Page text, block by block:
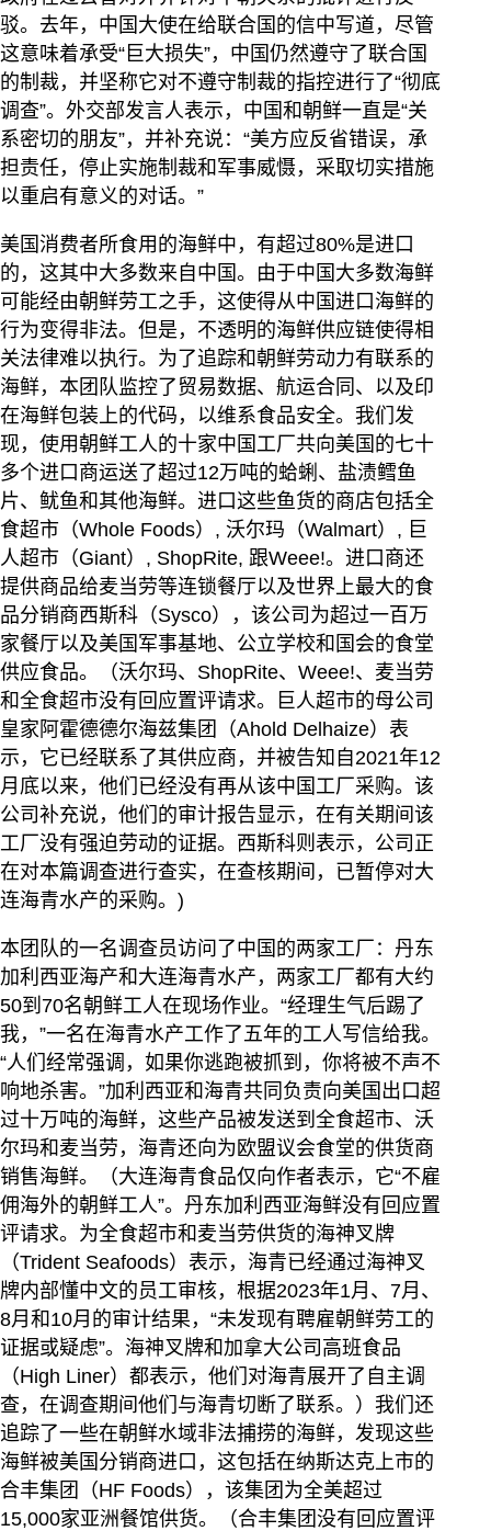
驳。去年，中国大使在给联合国的信中写道，尽管
这意味着承受“巨大损失”，中国仍然遵守了联合国
的制裁，并坚称它对不遵守制裁的指控进行了“彻底
调查”。外交部发言人表示，中国和朝鲜一直是“关
系密切的朋友”，并补充说：“美方应反省错误，承
担责任，停止实施制裁和军事威慑，采取切实措施
以重启有意义的对话。”
美国消费者所食用的海鲜中，有超过80%是进口
的，这其中大多数来自中国。由于中国大多数海鲜
可能经由朝鲜劳工之手，这使得从中国进口海鲜的
行为变得非法。但是，不透明的海鲜供应链使得相
关法律难以执行。为了追踪和朝鲜劳动力有联系的
海鲜，本团队监控了贸易数据、航运合同、以及印
在海鲜包装上的代码，以维系食品安全。我们发
现，使用朝鲜工人的十家中国工厂共向美国的七十
多个进口商运送了超过12万吨的蛤蜊、盐渍鳕鱼
片、鱿鱼和其他海鲜。进口这些鱼货的商店包括全
食超市（Whole Foods）, 沃尔玛（Walmart）, 巨
人超市（Giant）, ShopRite, 跟Weee!。进口商还
提供商品给麦当劳等连锁餐厅以及世界上最大的食
品分销商西斯科（Sysco），该公司为超过一百万
家餐厅以及美国军事基地、公立学校和国会的食堂
供应食品。（沃尔玛、ShopRite、Weee!、麦当劳
和全食超市没有回应置评请求。巨人超市的母公司
皇家阿霍德德尔海兹集团（Ahold Delhaize）表
示，它已经联系了其供应商，并被告知自2021年12
月底以来，他们已经没有再从该中国工厂采购。该
公司补充说，他们的审计报告显示，在有关期间该
工厂没有强迫劳动的证据。西斯科则表示，公司正
在对本篇调查进行查实，在查核期间，已暂停对大
连海青水产的采购。)
本团队的一名调查员访问了中国的两家工厂：丹东
加利西亚海产和大连海青水产，两家工厂都有大约
50到70名朝鲜工人在现场作业。“经理生气后踢了
我，”一名在海青水产工作了五年的工人写信给我。
“人们经常强调，如果你逃跑被抓到，你将被不声不
响地杀害。”加利西亚和海青共同负责向美国出口超
过十万吨的海鲜，这些产品被发送到全食超市、沃
尔玛和麦当劳，海青还向为欧盟议会食堂的供货商
销售海鲜。（大连海青食品仅向作者表示，它“不雇
佣海外的朝鲜工人”。丹东加利西亚海鲜没有回应置
评请求。为全食超市和麦当劳供货的海神叉牌
（Trident Seafoods）表示，海青已经通过海神叉
牌内部懂中文的员工审核，根据2023年1月、7月、
8月和10月的审计结果，“未发现有聘雇朝鲜劳工的
证据或疑虑”。海神叉牌和加拿大公司高班食品
（High Liner）都表示，他们对海青展开了自主调
查，在调查期间他们与海青切断了联系。）我们还
追踪了一些在朝鲜水域非法捕捞的海鲜，发现这些
海鲜被美国分销商进口，这包括在纳斯达克上市的
合丰集团（HF Foods），该集团为全美超过
15,000家亚洲餐馆供货。（合丰集团没有回应置评